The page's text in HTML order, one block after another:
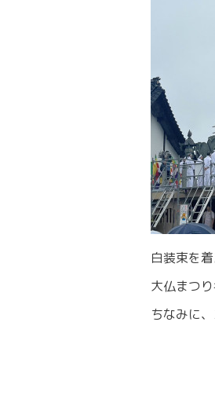
白装束を
大仏まつ
ちなみに